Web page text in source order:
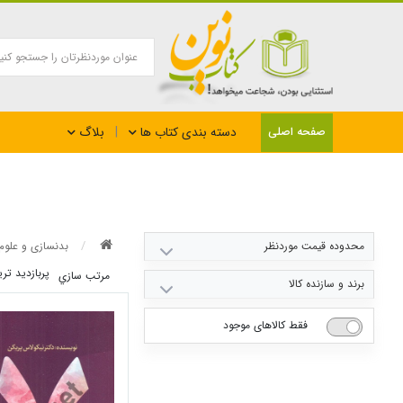
صفحه اصلی دسته بندی کتاب ها بلاگ
محدوده قیمت موردنظر
79000 1549000
برند و سازنده کالا
فقط کالاهای موجود
بدنسازی و
پربازديد مرتب سازي